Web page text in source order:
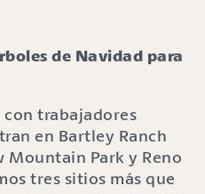
de Navidad para
trabajadores
en Bartley Ranch
Mountain Park y Reno
tres sitios más que